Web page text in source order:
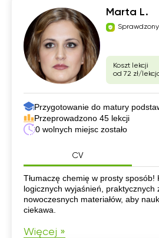
Marta L.
Koszt lekcji
od 72 zł/
Przygotowanie do matury
Przeprowadzono 45 lekcji
0 wolnych miejsc zostało
CV
CV
Tłumaczę chemię w prosty sposób!
logicznych wyjaśnień, praktycznych
nowoczesnych materiałów, aby
ciekawa.
Więcej »